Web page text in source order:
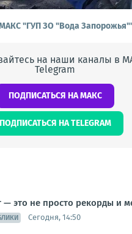
"ГУП ЗО "Вода
на наши каналы в
Telegram
ПОДПИСАТЬСЯ НА МАКС
ПОДПИСАТЬСЯ НА TELEGRAM
— это не просто рекорды и
Сегодня, 14:50